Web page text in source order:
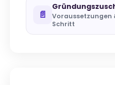
📄
Voraussetzungen
Schritt